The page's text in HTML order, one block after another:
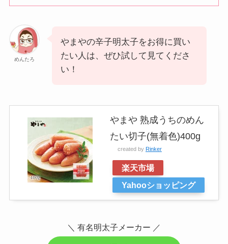
めんたろ
やまやの辛子明太子をお得に買い
たい人は、ぜひ試して見てくださ
い！
やまや 熟成うちのめん
たい切子(無着色)400g
created by Rinker
楽天市場
Yahooショッピング
＼ 有名明太子メーカー ／